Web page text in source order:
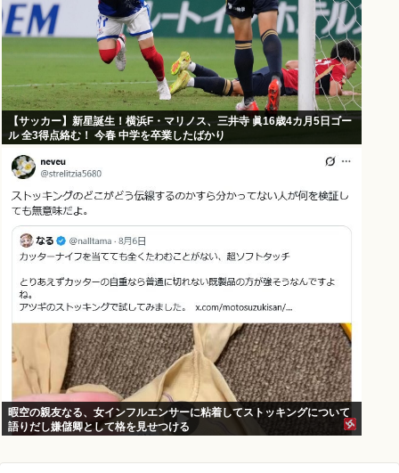
【サッカー】新星誕生！横浜F・マリノス、三井寺 眞16歳4カ月5日ゴー
ル 全3得点絡む！ 今春 中学を卒業したばかり
暇空の親友なる、女インフルエンサーに粘着してストッキングについて
語りだし嫌儲卿として格を見せつける